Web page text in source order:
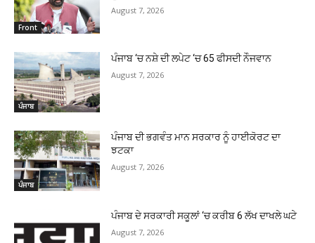
Front
August 7, 2026
ਪੰਜਾਬ
ਪੰਜਾਬ ‘ਚ ਨਸ਼ੇ ਦੀ ਲਪੇਟ ‘ਚ 65 ਫੀਸਦੀ ਨੌਜਵਾਨ
August 7, 2026
ਪੰਜਾਬ
ਪੰਜਾਬ ਦੀ ਭਗਵੰਤ ਮਾਨ ਸਰਕਾਰ ਨੂੰ ਹਾਈਕੋਰਟ ਦਾ
ਝਟਕਾ
August 7, 2026
ਪੰਜਾਬ ਦੇ ਸਰਕਾਰੀ ਸਕੂਲਾਂ ‘ਚ ਕਰੀਬ 6 ਲੱਖ ਦਾਖਲੇ ਘਟੇ
August 7, 2026